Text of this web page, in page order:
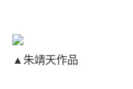
▲朱靖天作品